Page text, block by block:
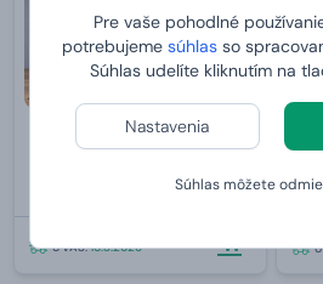
Pre vaše pohodlné
potrebujeme súhlas so
Súhlas udelíte kliknutím na
Nastavenia
Súhlas môžete
Truhlica pre kávičkárku
U VÁS:10.8.2026